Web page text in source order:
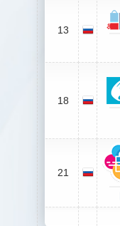
13
18
21